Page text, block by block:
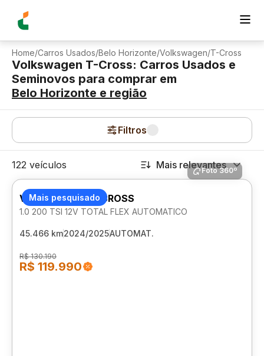
Home/Carros Usados/Belo Horizonte/Volkswagen/T-Cross
Volkswagen T-Cross: Carros Usados e
Seminovos para comprar em
Belo Horizonte e região
Filtros
122 veículos Mais relevantes
Mais pesquisado
Foto 360º
VOLKSWAGEN T-CROSS
1.0 200 TSI 12V TOTAL FLEX AUTOMATICO
45.466 km2024/2025AUTOMAT.
R$ 130.190
R$ 119.990